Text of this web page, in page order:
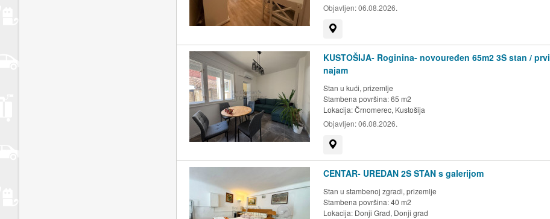
Objavljen:06.08.2026.
KUSTOŠIJA- Roginina- novouređen 65m2 3S stan / prvi
najam
Stan u kući, prizemlje
Stambena površina: 65 m2
Lokacija:Črnomerec, Kustošija
Objavljen:06.08.2026.
CENTAR- UREDAN 2S STAN s galerijom
Stan u stambenoj zgradi, prizemlje
Stambena površina: 40 m2
Lokacija: Donji Grad, Donji grad